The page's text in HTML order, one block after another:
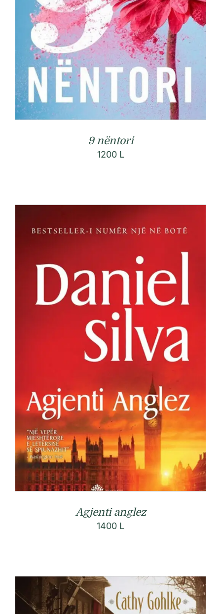
9 nëntori
1200 L
Agjenti anglez
1400 L